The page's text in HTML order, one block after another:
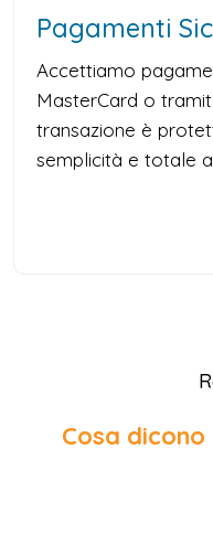
Pagamenti
Accettiamo
MasterCard o
transazione è
semplicità e totale
Cosa